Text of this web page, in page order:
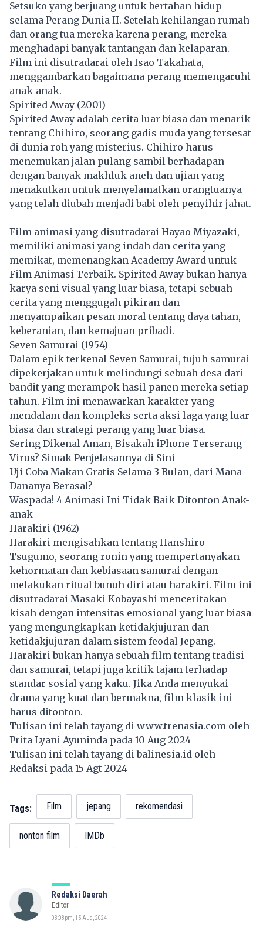
Setsuko yang berjuang untuk bertahan hidup
selama Perang Dunia II. Setelah kehilangan rumah
dan orang tua mereka karena perang, mereka
menghadapi banyak tantangan dan kelaparan.
Film ini disutradarai oleh Isao Takahata,
menggambarkan bagaimana perang memengaruhi
anak-anak.
Spirited Away (2001)
Spirited Away adalah cerita luar biasa dan menarik
tentang Chihiro, seorang gadis muda yang tersesat
di dunia roh yang misterius. Chihiro harus
menemukan jalan pulang sambil berhadapan
dengan banyak makhluk aneh dan ujian yang
menakutkan untuk menyelamatkan orangtuanya
yang telah diubah menjadi babi oleh penyihir jahat.
Film animasi yang disutradarai Hayao Miyazaki,
memiliki animasi yang indah dan cerita yang
memikat, memenangkan Academy Award untuk
Film Animasi Terbaik. Spirited Away bukan hanya
karya seni visual yang luar biasa, tetapi sebuah
cerita yang menggugah pikiran dan
menyampaikan pesan moral tentang daya tahan,
keberanian, dan kemajuan pribadi.
Seven Samurai (1954)
Dalam epik terkenal Seven Samurai, tujuh samurai
dipekerjakan untuk melindungi sebuah desa dari
bandit yang merampok hasil panen mereka setiap
tahun. Film ini menawarkan karakter yang
mendalam dan kompleks serta aksi laga yang luar
biasa dan strategi perang yang luar biasa.
Sering Dikenal Aman, Bisakah iPhone Terserang
Virus? Simak Penjelasannya di Sini
Uji Coba Makan Gratis Selama 3 Bulan, dari Mana
Dananya Berasal?
Waspada! 4 Animasi Ini Tidak Baik Ditonton Anak-
anak
Harakiri (1962)
Harakiri mengisahkan tentang Hanshiro
Tsugumo, seorang ronin yang mempertanyakan
kehormatan dan kebiasaan samurai dengan
melakukan ritual bunuh diri atau harakiri. Film ini
disutradarai Masaki Kobayashi menceritakan
kisah dengan intensitas emosional yang luar biasa
yang mengungkapkan ketidakjujuran dan
ketidakjujuran dalam sistem feodal Jepang.
Harakiri bukan hanya sebuah film tentang tradisi
dan samurai, tetapi juga kritik tajam terhadap
standar sosial yang kaku. Jika Anda menyukai
drama yang kuat dan bermakna, film klasik ini
harus ditonton.
Tulisan ini telah tayang di www.trenasia.com oleh
Prita Lyani Ayuninda pada 10 Aug 2024
Tulisan ini telah tayang dibalinesia.id oleh
Redaksi pada 15 Agt 2024
Tags: Film jepang rekomendasi
nonton film IMDb
Redaksi Daerah
Editor
03:08pm, 15 Aug, 2024